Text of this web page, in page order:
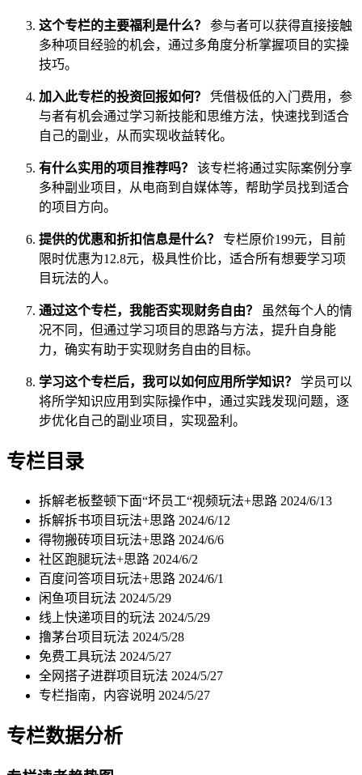
这个专栏的主要福利是什么？
参与者可以获得直接接触
多种项目经验的机会，通过多角度分析掌握项目的实操
技巧。
加入此专栏的投资回报如何？
凭借极低的入门费用，参
与者有机会通过学习新技能和思维方法，快速找到适合
自己的副业，从而实现收益转化。
有什么实用的项目推荐吗？
该专栏将通过实际案例分享
多种副业项目，从电商到自媒体等，帮助学员找到适合
的项目方向。
提供的优惠和折扣信息是什么？
专栏原价199元，目前
限时优惠为12.8元，极具性价比，适合所有想要学习项
目玩法的人。
通过这个专栏，我能否实现财务自由？
虽然每个人的情
况不同，但通过学习项目的思路与方法，提升自身能
力，确实有助于实现财务自由的目标。
学习这个专栏后，我可以如何应用所学知识？
学员可以
将所学知识应用到实际操作中，通过实践发现问题，逐
步优化自己的副业项目，实现盈利。
专栏目录
拆解老板整顿下面“坏员工“视频玩法+思路 2024/6/13
拆解拆书项目玩法+思路 2024/6/12
得物搬砖项目玩法+思路 2024/6/6
社区跑腿玩法+思路 2024/6/2
百度问答项目玩法+思路 2024/6/1
闲鱼项目玩法 2024/5/29
线上快递项目的玩法 2024/5/29
撸茅台项目玩法 2024/5/28
免费工具玩法 2024/5/27
全网搭子进群项目玩法 2024/5/27
专栏指南，内容说明 2024/5/27
专栏数据分析